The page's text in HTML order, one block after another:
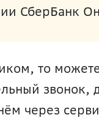
СберБанк
то
через